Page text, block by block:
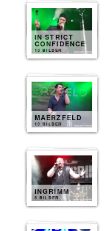
IN STRICT
CONFIDENCE
10 BILDER
MAERZFELD
10 BILDER
INGRIMM
8 BILDER